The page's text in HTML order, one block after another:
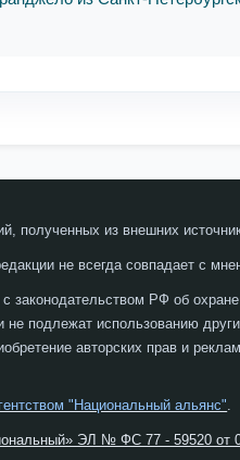
полученных из внешних
не всегда совпадает с
законодательством РФ об охране
и не подлежат использованию
авторских прав и
"Национальный альянс".
ЭЛ № ФС 77 - 59520 от